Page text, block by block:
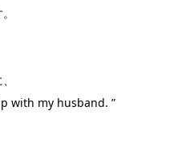
with my husband. ”